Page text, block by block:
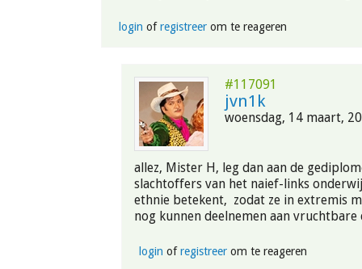
login ofregistreerom te reageren
#117091
jvn1k
woensdag, 14 maart,
allez, Mister H, leg dan aan de
slachtoffers van het naief-links
ethnie betekent, zodat ze in extremis
nog kunnen deelnemen aan vruchtbare
login ofregistreerom te reageren